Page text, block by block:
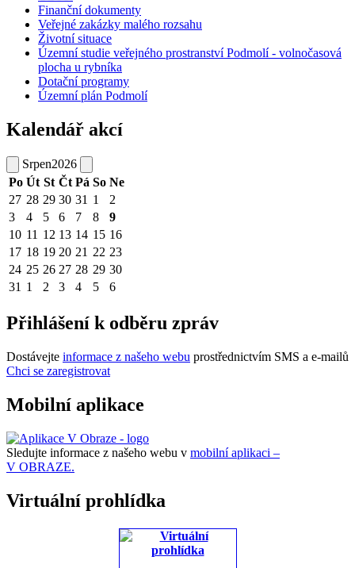
Finanční dokumenty
Veřejné zakázky malého rozsahu
Životní situace
Územní studie veřejného prostranství Podmolí - volnočasová
plocha u rybníka
Dotační programy
Územní plán Podmolí
Kalendář akcí
Srpen2026
Po Út St Čt Pá So Ne
27 28 29 30 31 1
2
3
4 5 6 7 8
9
10 11 12 13 14 15 16
17 18 19 20 21 22 23
24 25 26 27 28 29 30
31 1 2 3 4 5 6
Přihlášení k odběru zpráv
Dostávejte informace z našeho webu prostřednictvím SMS a e-mailů
Chci se zaregistrovat
Mobilní aplikace
Sledujte informace z našeho webu v mobilní aplikaci –
V OBRAZE.
Virtuální prohlídka